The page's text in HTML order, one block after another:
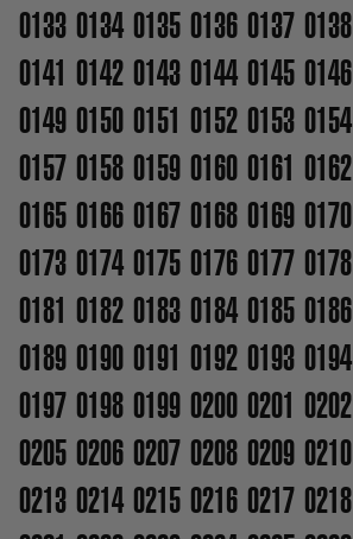
0133 0134 0135 0136 0137 0138
0141 0142 0143 0144 0145 0146
0149 0150 0151 0152 0153 0154
0157 0158 0159 0160 0161 0162
0165 0166 0167 0168 0169 0170
0173 0174 0175 0176 0177 0178
0181 0182 0183 0184 0185 0186
0189 0190 0191 0192 0193 0194
0197 0198 0199 0200 0201 0202
0205 0206 0207 0208 0209 0210
0213 0214 0215 0216 0217 0218